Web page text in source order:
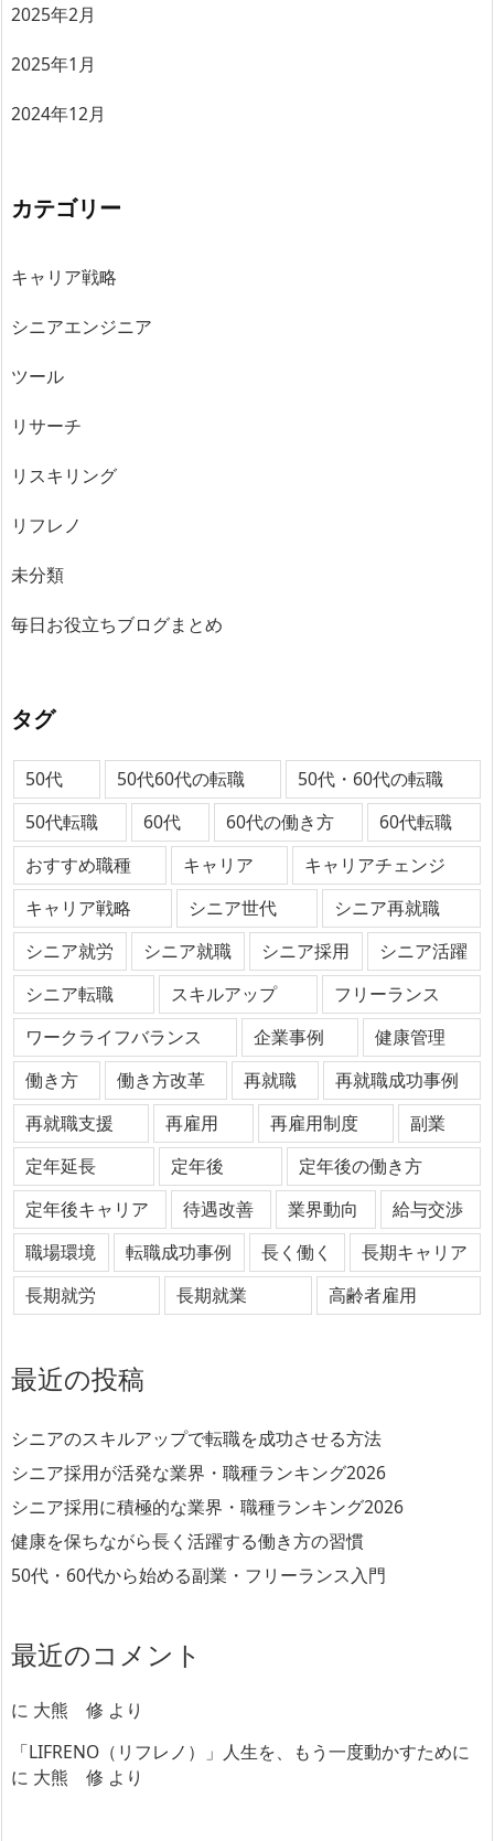
2025年2月
2025年1月
2024年12月
カテゴリー
キャリア戦略
シニアエンジニア
ツール
リサーチ
リスキリング
リフレノ
未分類
毎日お役立ちブログまとめ
タグ
50代 50代60代の転職
50代・60代の転職
50代転職
60代 60代の働き方
60代転職
おすすめ職種
キャリア
キャリアチェンジ
キャリア戦略
シニア世代
シニア再就職
シニア就労
シニア就職 シニア採用
シニア活躍
シニア転職
スキルアップ
フリーランス
ワークライフバランス
企業事例
健康管理
働き方
働き方改革 再就職
再就職成功事例
再就職支援
再雇用 再雇用制度
副業
定年延長
定年後
定年後の働き方
定年後キャリア
待遇改善 業界動向
給与交渉
職場環境
転職成功事例 長く働く
長期キャリア
長期就労
長期就業 高齢者雇用
最近の投稿
シニアのスキルアップで転職を成功させる方法
シニア採用が活発な業界・職種ランキング2026
シニア採用に積極的な業界・職種ランキング2026
健康を保ちながら長く活躍する働き方の習慣
50代・60代から始める副業・フリーランス入門
最近のコメント
に 大熊 修 より
「LIFRENO（リフレノ）」人生を、もう一度動かすために
に 大熊 修 より